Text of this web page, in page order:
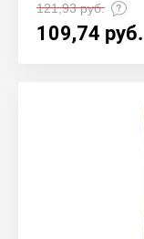
121,93руб.
109,74 руб.